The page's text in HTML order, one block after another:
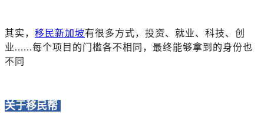
其实， 移民新加坡有很多方式，投资、就业、科技、创
业......每个项目的门槛各不相同，最终能够拿到的身份也
不同
关于移民帮